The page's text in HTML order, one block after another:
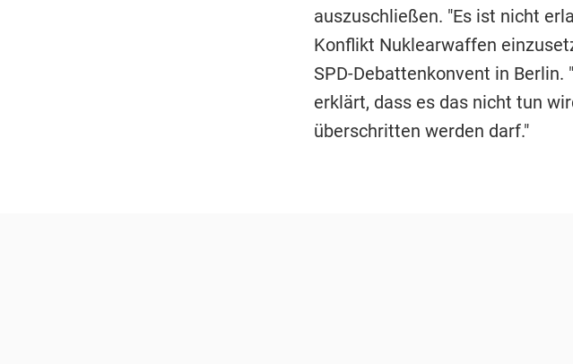
auszuschließen. "Es ist nicht
Konflikt Nuklearwaffen
SPD-Debattenkonvent in
erklärt, dass es das nicht tun
überschritten werden darf."